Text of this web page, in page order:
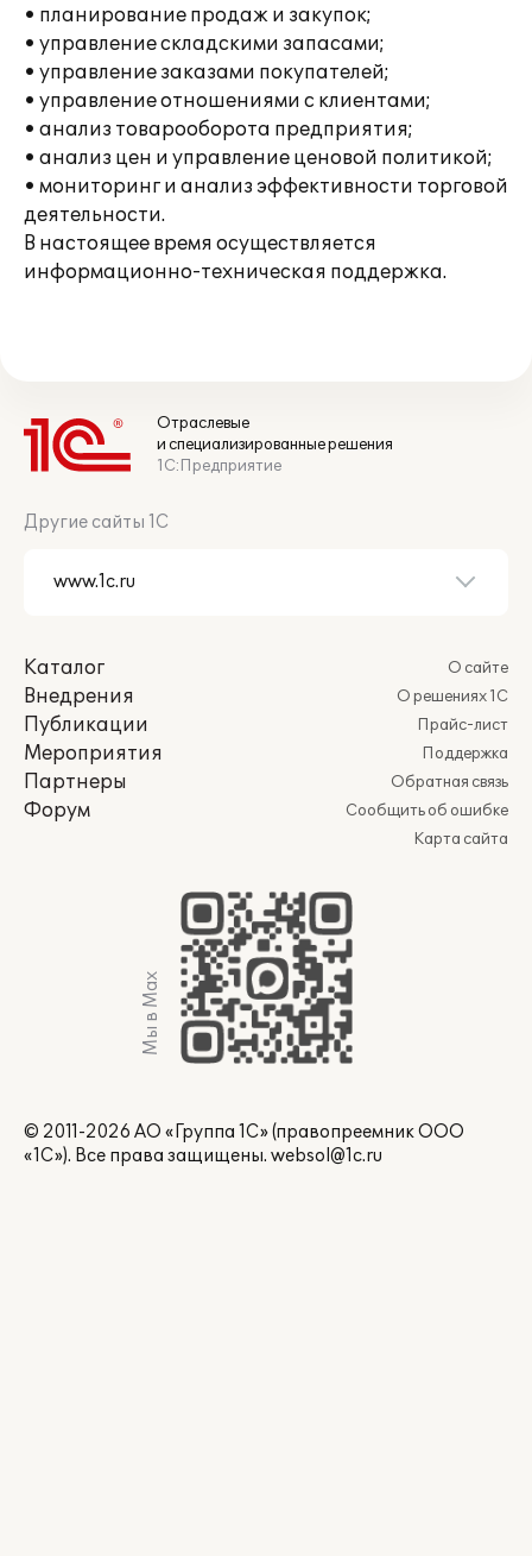
• планирование продаж и закупок;
• управление складскими запасами;
• управление заказами покупателей;
• управление отношениями с клиентами;
• анализ товарооборота предприятия;
• анализ цен и управление ценовой политикой;
• мониторинг и анализ эффективности торговой
деятельности.
В настоящее время осуществляется
информационно-техническая поддержка.
Отраслевые
и специализированные решения
1С:Предприятие
Другие сайты 1С
Каталог
Внедрения
Публикации
Мероприятия
Партнеры
Форум
О сайте
О решениях 1С
Прайс-лист
Поддержка
Обратная связь
Сообщить об ошибке
Карта сайта
Мы в Max
© 2011-2026 АО «Группа 1С» (правопреемник ООО
«1С»). Все права защищены. websol@1c.ru